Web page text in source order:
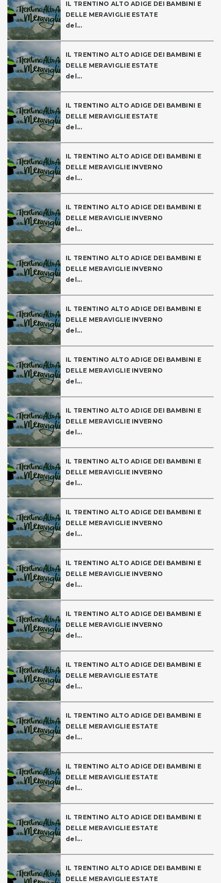
IL TRENTINO ALTO ADIGE DEI BAMBINI E
DELLE MERAVIGLIE ESTATE
del...
IL TRENTINO ALTO ADIGE DEI BAMBINI E
DELLE MERAVIGLIE ESTATE
del...
IL TRENTINO ALTO ADIGE DEI BAMBINI E
DELLE MERAVIGLIE ESTATE
del...
IL TRENTINO ALTO ADIGE DEI BAMBINI E
DELLE MERAVIGLIE INVERNO
del...
IL TRENTINO ALTO ADIGE DEI BAMBINI E
DELLE MERAVIGLIE INVERNO
del...
IL TRENTINO ALTO ADIGE DEI BAMBINI E
DELLE MERAVIGLIE INVERNO
del...
IL TRENTINO ALTO ADIGE DEI BAMBINI E
DELLE MERAVIGLIE INVERNO
del...
IL TRENTINO ALTO ADIGE DEI BAMBINI E
DELLE MERAVIGLIE INVERNO
del...
IL TRENTINO ALTO ADIGE DEI BAMBINI E
DELLE MERAVIGLIE INVERNO
del...
IL TRENTINO ALTO ADIGE DEI BAMBINI E
DELLE MERAVIGLIE INVERNO
del...
IL TRENTINO ALTO ADIGE DEI BAMBINI E
DELLE MERAVIGLIE INVERNO
del...
IL TRENTINO ALTO ADIGE DEI BAMBINI E
DELLE MERAVIGLIE INVERNO
del...
IL TRENTINO ALTO ADIGE DEI BAMBINI E
DELLE MERAVIGLIE INVERNO
del...
IL TRENTINO ALTO ADIGE DEI BAMBINI E
DELLE MERAVIGLIE ESTATE
del...
IL TRENTINO ALTO ADIGE DEI BAMBINI E
DELLE MERAVIGLIE ESTATE
del...
IL TRENTINO ALTO ADIGE DEI BAMBINI E
DELLE MERAVIGLIE ESTATE
del...
IL TRENTINO ALTO ADIGE DEI BAMBINI E
DELLE MERAVIGLIE ESTATE
del...
IL TRENTINO ALTO ADIGE DEI BAMBINI E
DELLE MERAVIGLIE ESTATE